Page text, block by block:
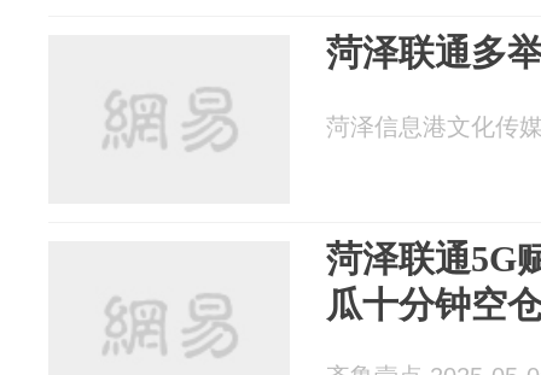
菏泽联通多
菏泽信息港文化传
菏泽联通5G
瓜十分钟空